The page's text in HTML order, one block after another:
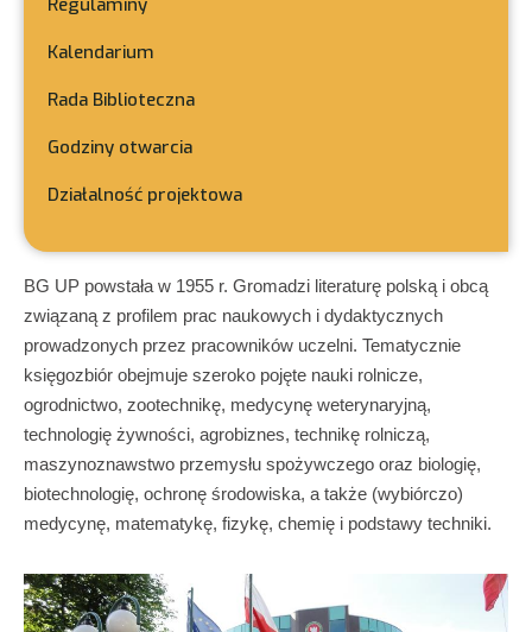
Kalendarium
Rada Biblioteczna
Godziny otwarcia
Działalność projektowa
BG UP powstała w 1955 r. Gromadzi literaturę polską i obcą
związaną z profilem prac naukowych i dydaktycznych
prowadzonych przez pracowników uczelni. Tematycznie
księgozbiór obejmuje szeroko pojęte nauki rolnicze,
ogrodnictwo, zootechnikę, medycynę weterynaryjną,
technologię żywności, agrobiznes, technikę rolniczą,
maszynoznawstwo przemysłu spożywczego oraz biologię,
biotechnologię, ochronę środowiska, a także (wybiórczo)
medycynę, matematykę, fizykę, chemię i podstawy techniki.